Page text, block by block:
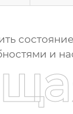
и